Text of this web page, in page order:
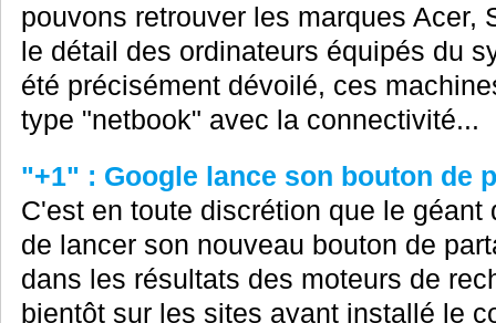
pouvons retrouver les marques Acer,
le détail des ordinateurs équipés du
été précisément dévoilé, ces
type "netbook" avec la connectivité...
"+1" : Google lance son bouton de
C'est en toute discrétion que le
de lancer son nouveau bouton de
dans les résultats des moteurs de
bientôt sur les sites ayant installé le